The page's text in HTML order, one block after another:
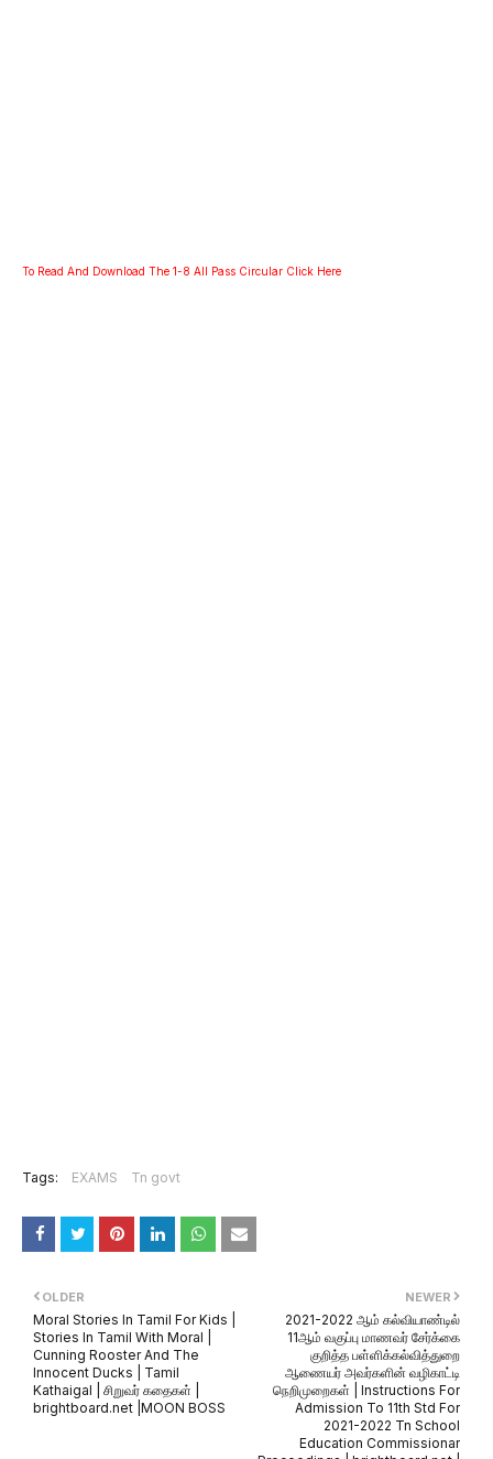
To Read And Download The 1-8 All Pass Circular Click Here
Tags: EXAMS Tn govt
NEWER
2021-2022 ஆம் கல்வியாண்டில்
11ஆம் வகுப்பு மாணவர் சேர்க்கை
குறித்த பள்ளிக்கல்வித்துறை
ஆணையர் அவர்களின் வழிகாட்டி
நெறிமுறைகள் | Instructions For
Admission To 11th Std For
2021-2022 Tn School
Education Commissionar
OLDER
Moral Stories In Tamil For Kids |
Stories In Tamil With Moral |
Cunning Rooster And The
Innocent Ducks | Tamil
Kathaigal | சிறுவர் கதைகள் |
brightboard.net |MOON BOSS